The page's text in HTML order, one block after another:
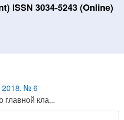
ISSN 3034-5243 (Online)
2018. № 6
кла...